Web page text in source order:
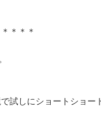
＊＊＊
試しにショートショー